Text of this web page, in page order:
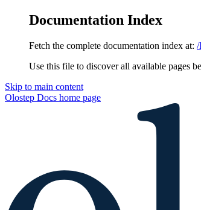
Documentation Index
Fetch the complete documentation index at: /
Use this file to discover all available pages
Skip to main content
Olostep Docs home page